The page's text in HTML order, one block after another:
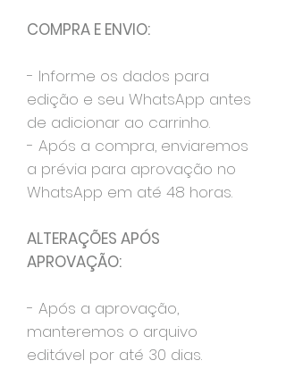
COMPRA E ENVIO:
- Informe os dados para
edição e seu WhatsApp antes
de adicionar ao carrinho.
- Após a compra, enviaremos
a prévia para aprovação no
WhatsApp em até 48 horas.
ALTERAÇÕES APÓS
APROVAÇÃO:
- Após a aprovação,
manteremos o arquivo
editável por até 30 dias.